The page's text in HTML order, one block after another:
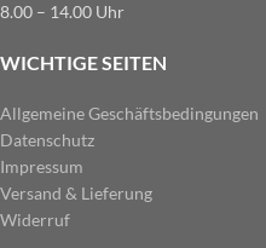
8.00 – 14.00 Uhr
WICHTIGE SEITEN
Allgemeine Geschäftsbedingungen
Datenschutz
Impressum
Versand & Lieferung
Widerruf